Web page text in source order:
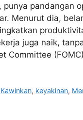
punya pandangan
Menurut dia,
juga naik,
Committee
Kawinkan, keyakinan,